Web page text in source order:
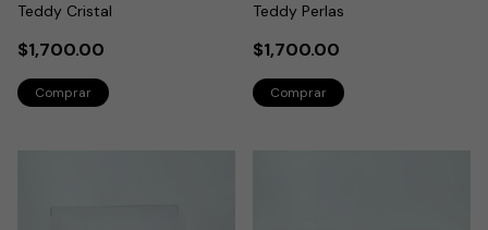
Teddy Cristal
$1,700.00
Teddy Perlas
$1,700.00